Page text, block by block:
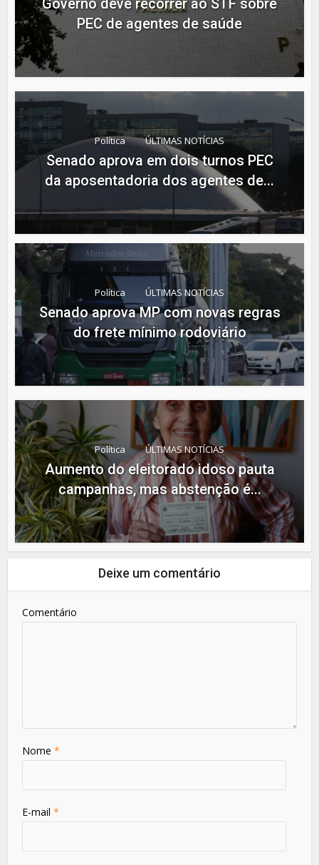
Governo deve recorrer ao STF sobre
PEC de agentes de saúde
Política ÚLTIMAS NOTÍCIAS
Senado aprova em dois turnos PEC
da aposentadoria dos agentes de...
Política ÚLTIMAS NOTÍCIAS
Senado aprova MP com novas regras
do frete mínimo rodoviário
Política ÚLTIMAS NOTÍCIAS
Aumento do eleitorado idoso pauta
campanhas, mas abstenção é...
Deixe um comentário
Comentário
Nome*
E-mail*